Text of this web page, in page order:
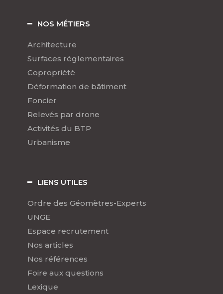
NOS MÉTIERS
Architecture
Surfaces réglementaires
Copropriété
Déformation de bâtiment
Foncier
Relevés par drone
Activités du BTP
Urbanisme
LIENS UTILES
Ordre des Géomètres-Experts
UNGE
Espace recrutement
Nos articles
Nos références
Foire aux questions
Lexique